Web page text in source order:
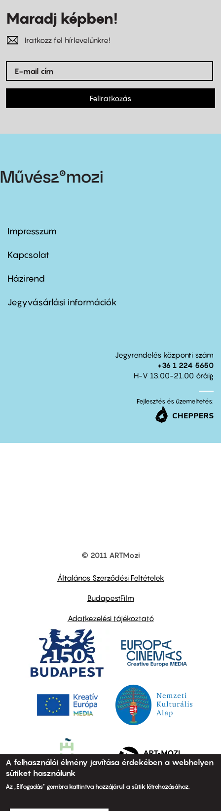
Maradj képben!
Iratkozz fel hírlevelünkre!
Feliratkozás
Footer
first
Impresszum
Kapcsolat
Footer
second
Házirend
Jegyvásárlási információk
Jegyrendelés központi szám
+36 1 224 5650
H-V 13.00-21.00 óráig
Fejlesztés és üzemeltetés:
© 2011 ARTMozi
Általános Szerződési Feltételek
BudapestFilm
Adatkezelési tájékoztató
A felhasználói élmény javítása érdekében a webhelyen
sütiket használunk
Az „Elfogadás” gombra kattintva hozzájárul a sütik létrehozásához.